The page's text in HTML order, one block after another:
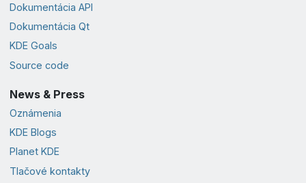
Dokumentácia API
Dokumentácia Qt
KDE Goals
Source code
News & Press
Oznámenia
KDE Blogs
Planet KDE
Tlačové kontakty